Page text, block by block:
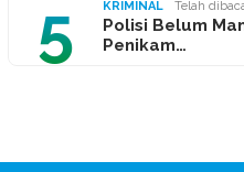
5 KRIMINAL Telah
Polisi Belum
Penikam…